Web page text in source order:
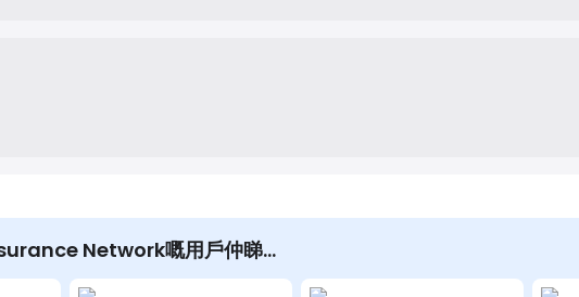
to help them grow their businesses.
Network嘅用戶仲睇…